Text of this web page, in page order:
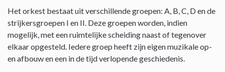
Het orkest bestaat uit verschillende groepen: A, B, C, D en de
strijkersgroepen I en II. Deze groepen worden, indien
mogelijk, met een ruimtelijke scheiding naast of tegenover
elkaar opgesteld. Iedere groep heeft zijn eigen muzikale op-
en afbouw en een in de tijd verlopende geschiedenis.